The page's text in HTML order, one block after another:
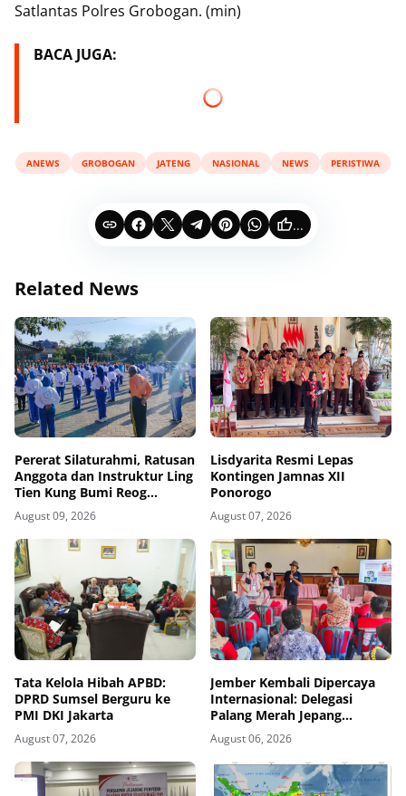
Satlantas Polres Grobogan. (min)
BACA JUGA:
ANEWS GROBOGAN JATENG NASIONAL NEWS PERISTIWA
...
Related News
Pererat Silaturahmi, Ratusan
Anggota dan Instruktur Ling
Tien Kung Bumi Reog
Ponorogo Gelar Latihan
Bersama di Embung Pakel
August 09, 2026
Lisdyarita Resmi Lepas
Kontingen Jamnas XII
Ponorogo
August 07, 2026
Tata Kelola Hibah APBD:
DPRD Sumsel Berguru ke
PMI DKI Jakarta
August 07, 2026
Jember Kembali Dipercaya
Internasional: Delegasi
Palang Merah Jepang
Perkuat Kesiapsiagaan
Bencana di Kawasan Pesisir
dan Sekolah
August 06, 2026